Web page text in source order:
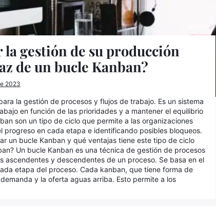
gestión de su producción
de un bucle Kanban?
2023
la gestión de procesos y flujos de trabajo. Es un sistema
en función de las prioridades y a mantener el equilibrio
son un tipo de ciclo que permite a las organizaciones
en cada etapa e identificando posibles bloqueos.
un bucle Kanban y qué ventajas tiene este tipo de ciclo
Un bucle Kanban es una técnica de gestión de procesos
y descendentes de un proceso. Se basa en el
etapa del proceso. Cada kanban, que tiene forma de
y la oferta aguas arriba. Esto permite a los